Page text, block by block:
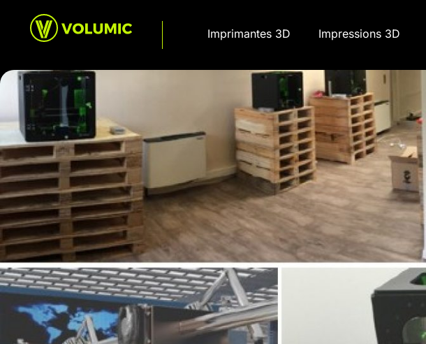
Imprimantes 3D Impressions 3D